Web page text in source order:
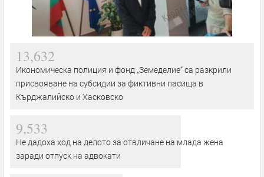
13,632
Икономическа полиция и фонд „Земеделие“ са разкрили
присвояване на субсидии за фиктивни пасища в
Кърджалийско и Хасковско
9,533
Не дадоха ход на делото за отвличане на млада жена
заради отпуск на адвокати